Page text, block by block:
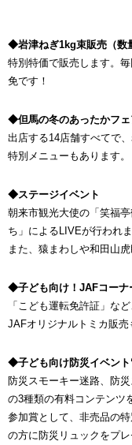
◆岩津ねぎ1kg束販売（数
特別特価で販売します。
免です！
◆但馬の冬のあったかフェ
出店する14店舗すべてで
特別メニューもあります。
◆ステージイベント
朝来市観光大使の「笑福
ち」によるLIVEが行われま
また、猿まわしや和田山
◆子ども向け！JAFコーナ
「こども運転免許証」な
JAFオリジナルトミカ販売
◆子ども向け防災イベン
防災スモーキー迷路、防
の3種類の有料コンテンツ
参加賞として、非売品の
の方に防災リュックをプレ